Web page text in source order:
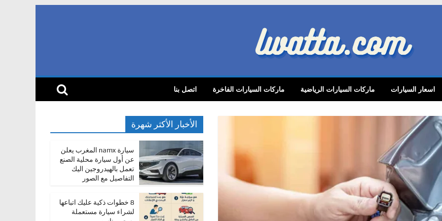
اسعار السيارات ماركات السيارات الرياضية ماركات السيارات الفاخرة اتصل بنا
الأخبار الأكثر شهرة
سيارة namx المغرب يعلن
عن أول سيارة محلية الصنع
تعمل بالهيدروجين اليك
التفاصيل مع الصور
8 خطوات ذكية عليك اتباعها
لشراء سيارة مستعملة